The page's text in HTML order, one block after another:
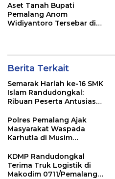
Aset Tanah Bupati
Pemalang Anom
Widiyantoro Tersebar di
Berita Terkait
Semarak Harlah ke-16 SMK
Islam Randudongkal:
Ribuan Peserta Antusias
Berhadiah Motor
Polres Pemalang Ajak
Masyarakat Waspada
Karhutla di Musim
KDMP Randudongkal
Terima Truk Logistik di
Makodim 0711/Pemalang